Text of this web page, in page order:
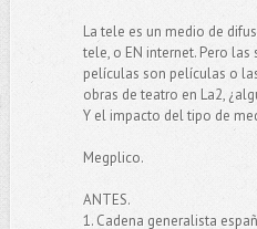
La tele es un medio de
tele, o EN internet. Pero
películas son películas o
obras de teatro en La2,
Y el impacto del tipo de
Megplico.
ANTES.
1. Cadena generalista